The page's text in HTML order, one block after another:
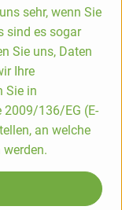
seit über 40 Jahren
Lebensmittel.
Senfe,
Biohandel.
Landbaus und die
sehr, wenn Sie
sind es sogar
Sie uns, Daten
Ihre
Sie in
2009/136/EG (E-
an welche